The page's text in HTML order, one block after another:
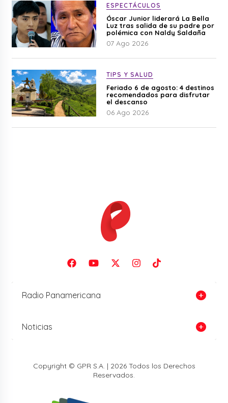
ESPECTÁCULOS
Óscar Junior liderará La Bella
Luz tras salida de su padre por
polémica con Naldy Saldaña
07 Ago 2026
TIPS Y SALUD
Feriado 6 de agosto: 4 destinos
recomendados para disfrutar
el descanso
06 Ago 2026
Radio Panamericana
Noticias
Copyright © GPR S.A. | 2026 Todos los Derechos
Reservados.